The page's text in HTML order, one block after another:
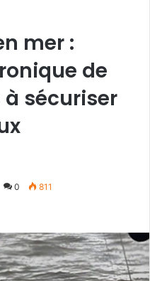
mer :
de
à sécuriser
0 811